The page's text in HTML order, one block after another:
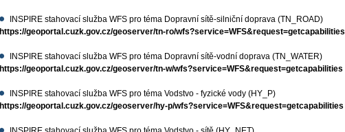
INSPIRE stahovací služba WFS pro téma Dopravní sítě-silniční doprava (TN_ROAD)
https://geoportal.cuzk.gov.cz/geoserver/tn-ro/wfs?service=WFS&request=getcapabilities
INSPIRE stahovací služba WFS pro téma Dopravní sítě-vodní doprava (TN_WATER)
https://geoportal.cuzk.gov.cz/geoserver/tn-w/wfs?service=WFS&request=getcapabilities
INSPIRE stahovací služba WFS pro téma Vodstvo - fyzické vody (HY_P)
https://geoportal.cuzk.gov.cz/geoserver/hy-p/wfs?service=WFS&request=getcapabilities